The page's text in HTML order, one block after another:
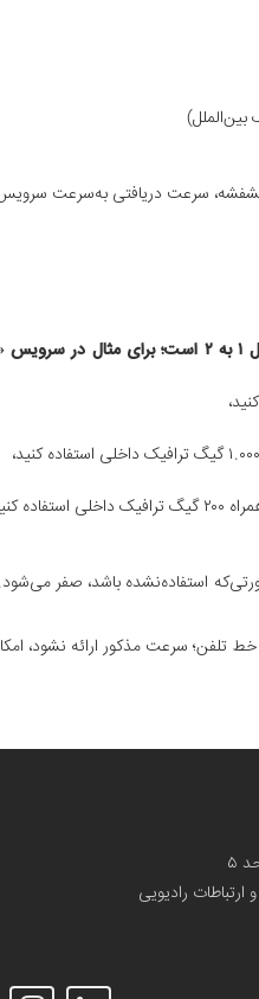
استفاده‌نشده باشد، صفر
سرعت مذکور ارائه نشود،
۵
ارتباطات رادیویی